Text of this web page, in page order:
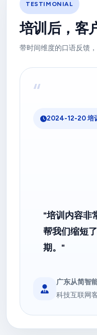
TESTIMONIAL
培训后，客
带时间维度的口语反馈，
“
2024-12-20 培
"培训内容非
帮我们缩短
期。"
广东从简智
科技互联网